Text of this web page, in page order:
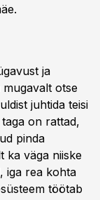
ja
otse
juhtida teisi
on rattad,
pinda
ka väga niiske
iga rea kohta
töötab